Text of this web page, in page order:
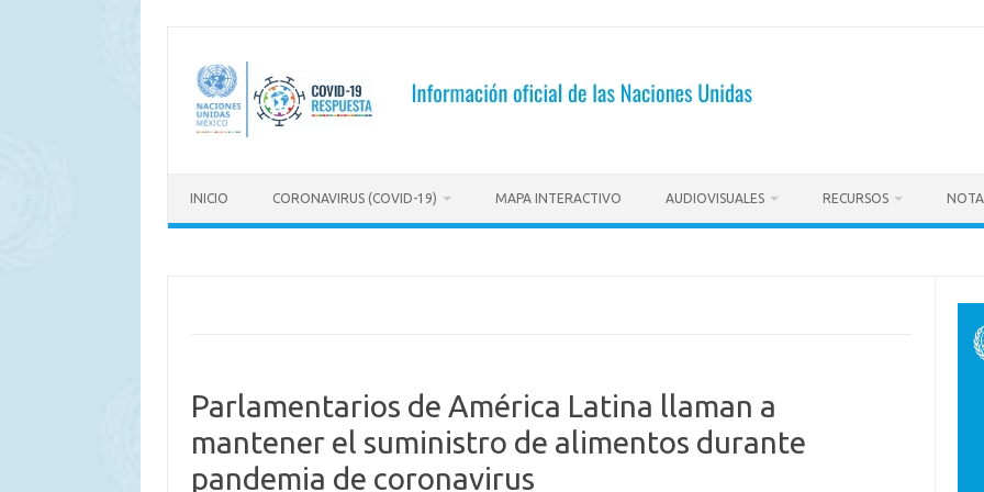
contenido
INICIO CORONAVIRUS (COVID-19) MAPA INTERACTIVO AUDIOVISUALES RECURSOS
Parlamentarios de América Latina llaman a
mantener el suministro de alimentos durante
pandemia de coronavirus